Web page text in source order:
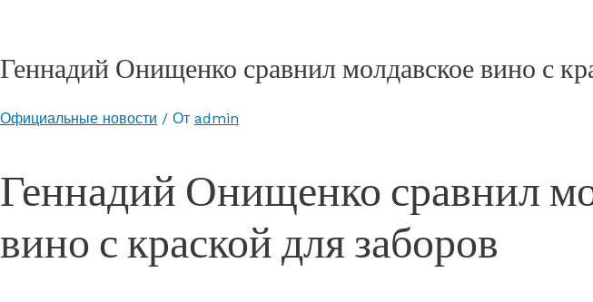
Геннадий Онищенко сравнил молдавское вино с
Официальные новости / От admin
Геннадий Онищенко сравнил
вино с краской для заборов